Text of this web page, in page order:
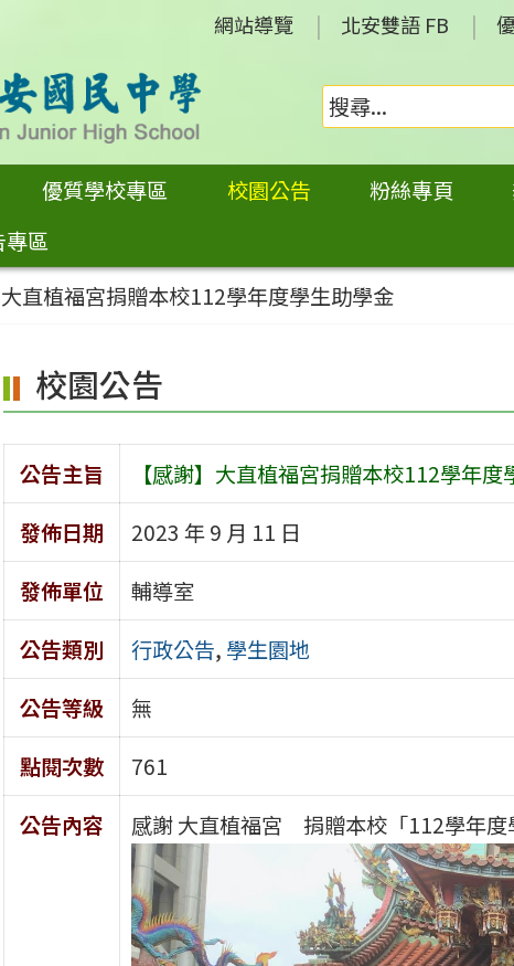
網站導覽 北安雙語 FB
優質學校專區 校園公告 粉絲專頁
專區
大直植福宮捐贈本校112學年度學生助學金
校園公告
公告主旨
【感謝】大直植福宮捐贈本校112學年度
發佈日期
2023 年 9 月 11 日
發佈單位
輔導室
公告類別
行政公告, 學生園地
公告等級
無
點閱次數
761
公告內容
感謝 大直植福宮 捐贈本校「112學年度